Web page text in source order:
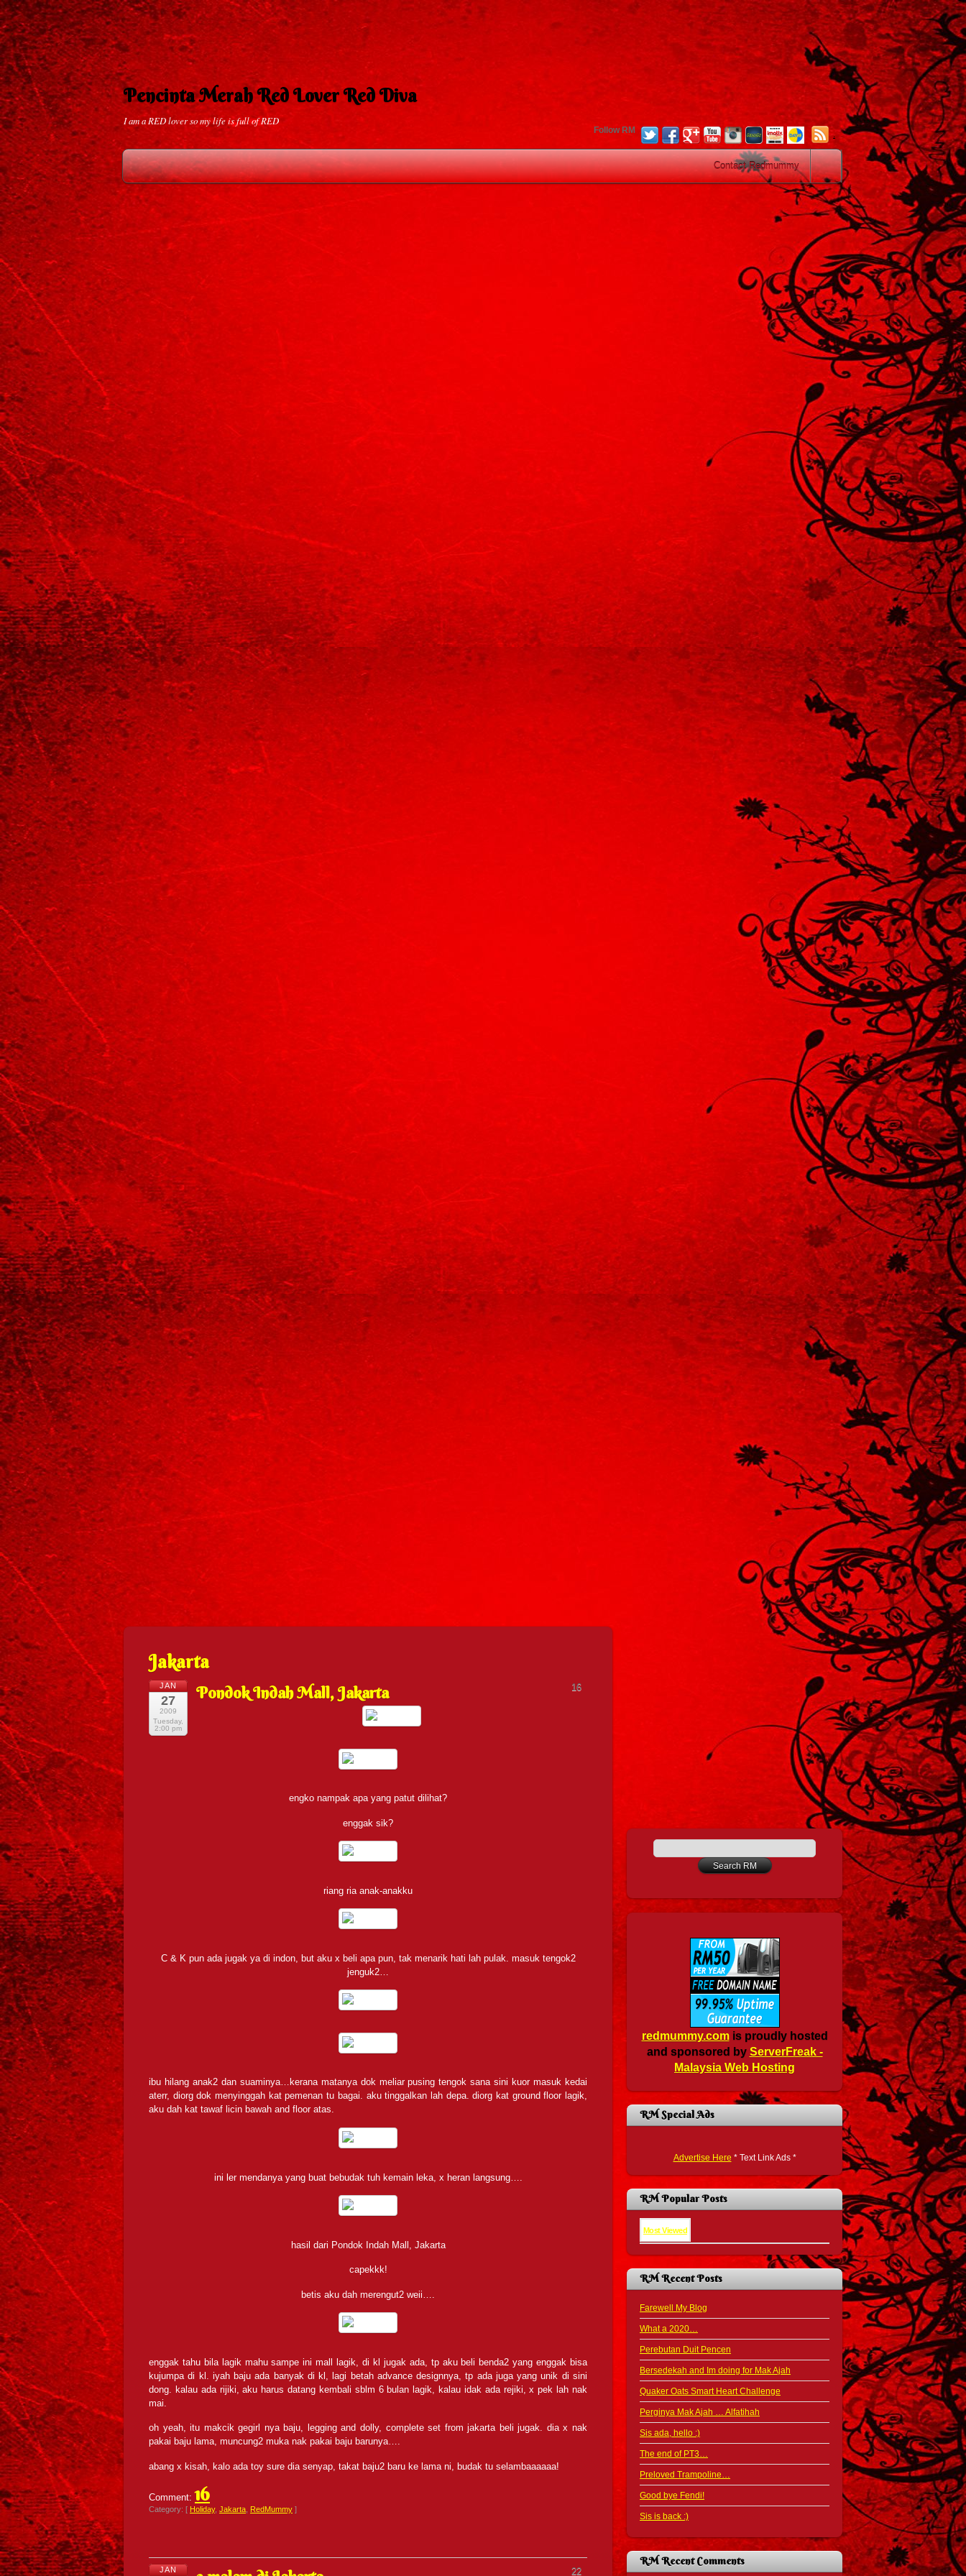
Pencinta Merah Red Lover Red Diva
I am a RED lover so my life is full of RED
Follow RM .
Contact Redmummy
Jakarta
JAN
27
2009
Tuesday,
2:00 pm
Pondok Indah Mall, Jakarta
engko nampak apa yang patut dilihat?
enggak sik?
riang ria anak-anakku
C & K pun ada jugak ya di indon, but aku x beli apa pun, tak menarik hati lah pulak. masuk tengok2
jenguk2…
ibu hilang anak2 dan suaminya…kerana matanya dok meliar pusing tengok sana sini kuor masuk kedai
aterr, diorg dok menyinggah kat pemenan tu bagai. aku tinggalkan lah depa. diorg kat ground floor lagik,
aku dah kat tawaf licin bawah and floor atas.
ini ler mendanya yang buat bebudak tuh kemain leka, x heran langsung….
hasil dari Pondok Indah Mall, Jakarta
capekkk!
betis aku dah merengut2 weii….
enggak tahu bila lagik mahu sampe ini mall lagik, di kl jugak ada, tp aku beli benda2 yang enggak bisa
kujumpa di kl. iyah baju ada banyak di kl, lagi betah advance designnya, tp ada juga yang unik di sini
dong. kalau ada rijiki, aku harus datang kembali sblm 6 bulan lagik, kalau idak ada rejiki, x pek lah nak
mai.
oh yeah, itu makcik gegirl nya baju, legging and dolly, complete set from jakarta beli jugak. dia x nak
pakai baju lama, muncung2 muka nak pakai baju barunya….
abang x kisah, kalo ada toy sure dia senyap, takat baju2 baru ke lama ni, budak tu selambaaaaaa!
Comment: 16
Category: [ Holiday, Jakarta, RedMummy ]
16
JAN 22
redmummy.comis proudly hosted
and sponsored by ServerFreak -
Malaysia Web Hosting
RM Special Ads
Advertise Here * Text Link Ads *
RM Popular Posts
Most Viewed
RM Recent Posts
Farewell My Blog
What a 2020…
Perebutan Duit Pencen
Bersedekah and Im doing for Mak Ajah
Quaker Oats Smart Heart Challenge
Perginya Mak Ajah … Alfatihah
Sis ada, hello :)
The end of PT3…
Preloved Trampoline…
Good bye Fendi!
Sis is back :)
RM Recent Comments